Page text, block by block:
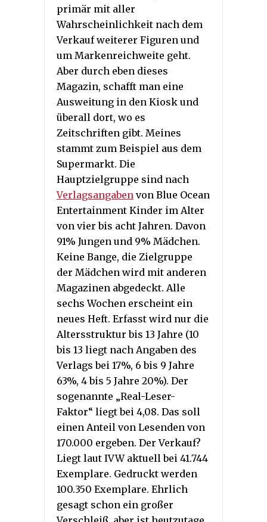
primär mit aller
Wahrscheinlichkeit nach dem
Verkauf weiterer Figuren und
um Markenreichweite geht.
Aber durch eben dieses
Magazin, schafft man eine
Ausweitung in den Kiosk und
überall dort, wo es
Zeitschriften gibt. Meines
stammt zum Beispiel aus dem
Supermarkt. Die
Hauptzielgruppe sind nach
Verlagsangaben von Blue Ocean
Entertainment Kinder im Alter
von vier bis acht Jahren. Davon
91% Jungen und 9% Mädchen.
Keine Bange, die Zielgruppe
der Mädchen wird mit anderen
Magazinen abgedeckt. Alle
sechs Wochen erscheint ein
neues Heft. Erfasst wird nur die
Altersstruktur bis 13 Jahre (10
bis 13 liegt nach Angaben des
Verlags bei 17%, 6 bis 9 Jahre
63%, 4 bis 5 Jahre 20%). Der
sogenannte „Real-Leser-
Faktor“ liegt bei 4,08. Das soll
einen Anteil von Lesenden von
170.000 ergeben. Der Verkauf?
Liegt laut IVW aktuell bei 41.744
Exemplare. Gedruckt werden
100.350 Exemplare. Ehrlich
gesagt schon ein großer